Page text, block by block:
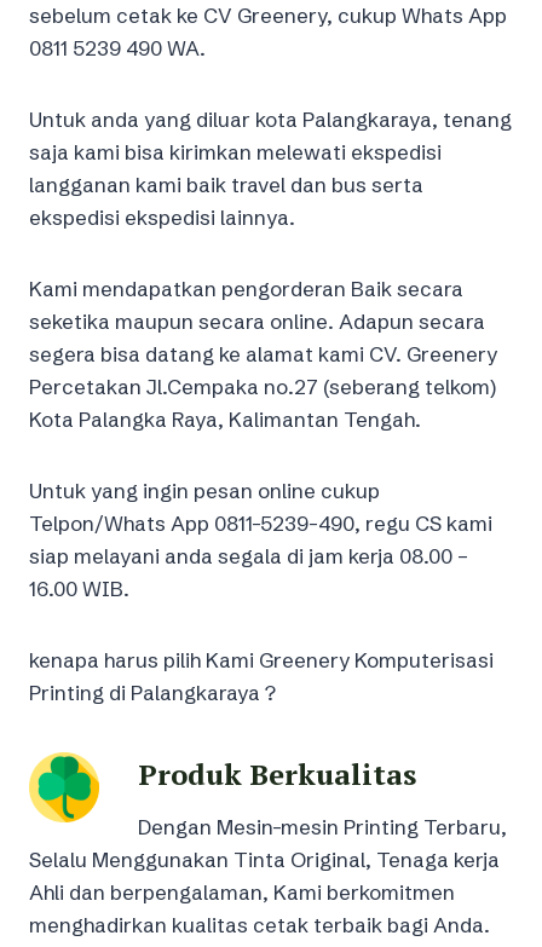
sebelum cetak ke CV Greenery, cukup Whats App
0811 5239 490 WA.
Untuk anda yang diluar kota Palangkaraya, tenang
saja kami bisa kirimkan melewati ekspedisi
langganan kami baik travel dan bus serta
ekspedisi ekspedisi lainnya.
Kami mendapatkan pengorderan Baik secara
seketika maupun secara online. Adapun secara
segera bisa datang ke alamat kami CV. Greenery
Percetakan Jl.Cempaka no.27 (seberang telkom)
Kota Palangka Raya, Kalimantan Tengah.
Untuk yang ingin pesan online cukup
Telpon/Whats App 0811-5239-490, regu CS kami
siap melayani anda segala di jam kerja 08.00 –
16.00 WIB.
kenapa harus pilih Kami Greenery Komputerisasi
Printing di Palangkaraya ?
Produk Berkualitas
Dengan Mesin-mesin Printing Terbaru,
Selalu Menggunakan Tinta Original, Tenaga kerja
Ahli dan berpengalaman, Kami berkomitmen
menghadirkan kualitas cetak terbaik bagi Anda.